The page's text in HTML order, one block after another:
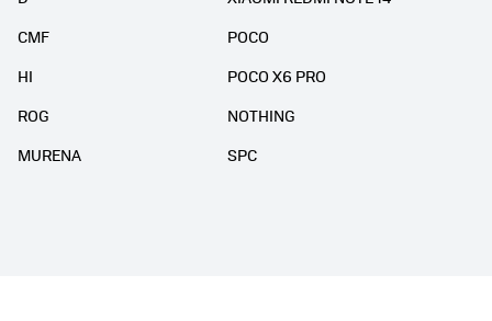
CMF
POCO
HI
POCO X6 PRO
ROG
NOTHING
MURENA
SPC